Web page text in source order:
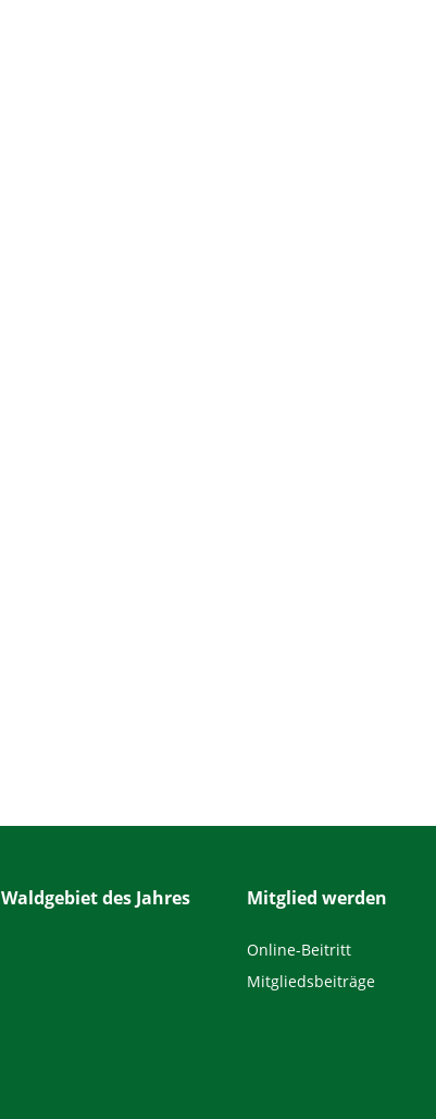
Waldgebiet des Jahres Mitglied werden
Online-Beitritt
Mitgliedsbeiträge